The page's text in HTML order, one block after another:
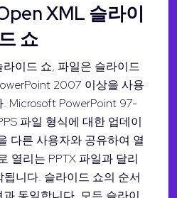
XML 슬라이
드 쇼
라이드 쇼, 파일은 슬라이드
2007 이상을 사용
Microsoft PowerPoint 97-
파일 형식에 대한 업데이
다른 사용자와 공유하여 열
열리는 PPTX 파일과 달리
니다. 슬라이드 쇼의 순서